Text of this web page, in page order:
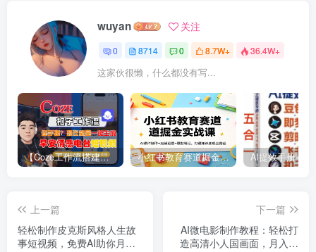
wuyan 关注
0 8714 0 8.7W+ 36.4W+
这家伙很懒，什么都没有写...
【Coze工作流搭建实操教程】【coze】早安情感电台日签视频还在手动做？用扣子工作流自动生成，省时90% 小红书教育赛道掘金实战课：AI课件制作+店铺运营+爆款笔记，打通知识变现全路径
上一篇
轻松制作皮克斯风格人生故
事短视频，免费AI助你月入
下一篇
AI微电影制作教程：轻松打
造高清小人国画面，月入过